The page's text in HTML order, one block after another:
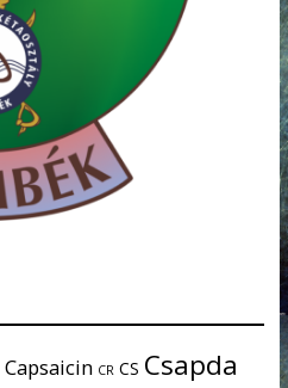
Capsaicin CR CS Csapda